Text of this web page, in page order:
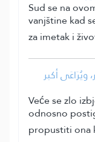
Sud se na
vanjštine kad
za imetak i
ويُرَاعَى أكبر
Veće se zlo
odnosno
propustiti ona